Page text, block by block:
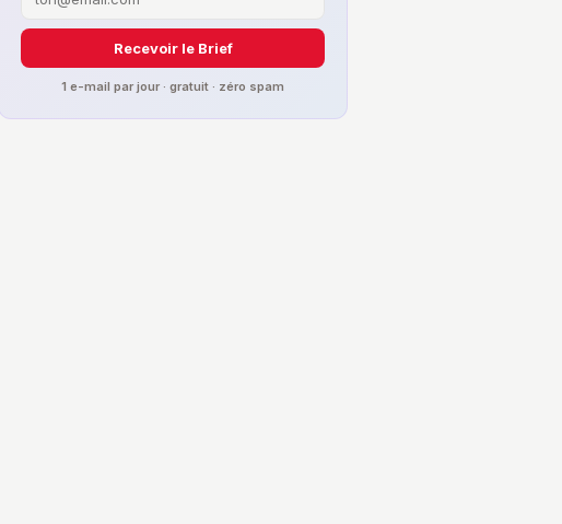
Recevoir le Brief
1 e-mail par jour · gratuit · zéro spam